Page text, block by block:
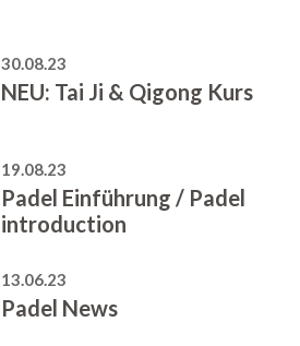
30.08.23
NEU: Tai Ji & Qigong Kurs
19.08.23
Padel Einführung / Padel
introduction
13.06.23
Padel News